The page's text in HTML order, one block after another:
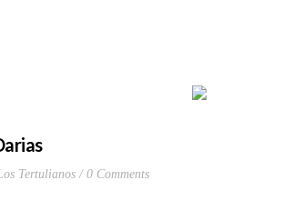
Tertulianos 0 Comments